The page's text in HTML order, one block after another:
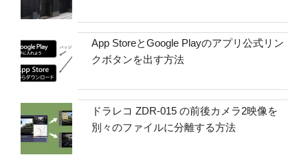
App StoreとGoogle Playのアプリ公式リン
クボタンを出す方法
ドラレコ ZDR-015 の前後カメラ2映像を
別々のファイルに分離する方法